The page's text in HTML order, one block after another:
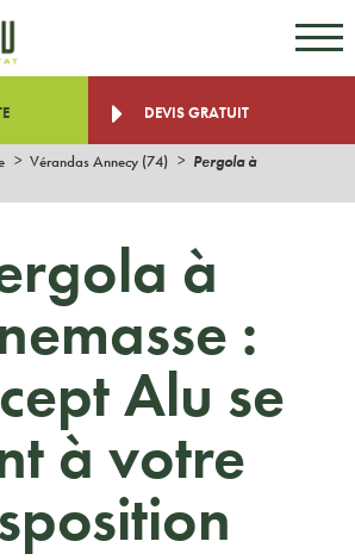
DEVIS GRATUIT
Vérandas Annecy (74)
Pergola à
à
:
Alu se
à votre